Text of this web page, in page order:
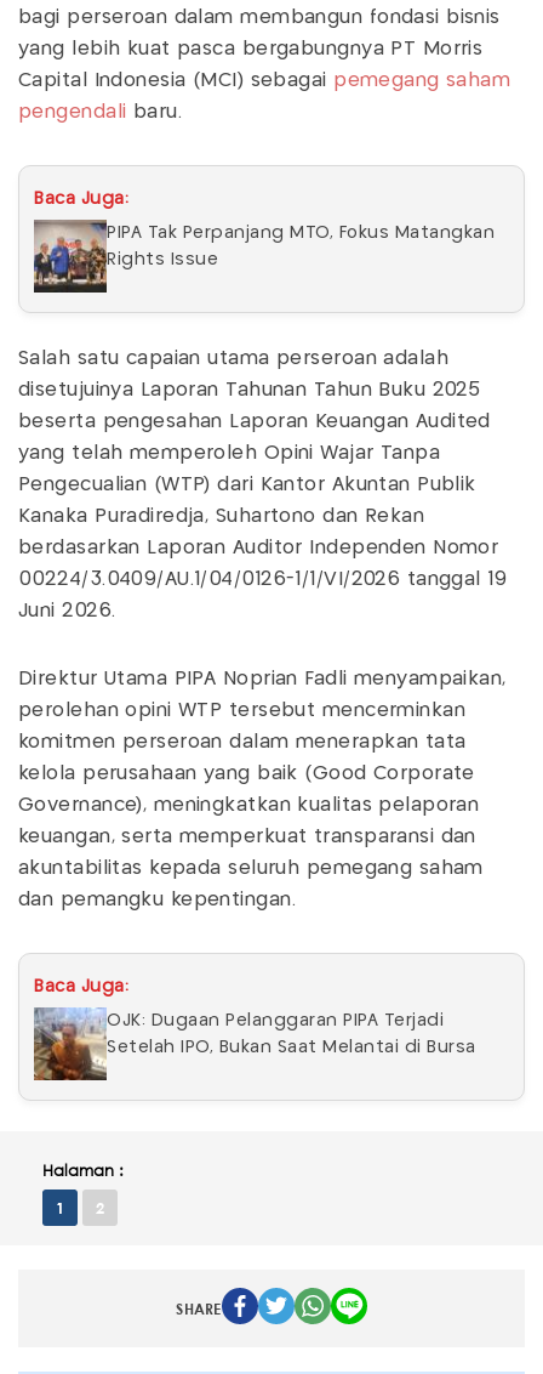
bagi perseroan dalam membangun fondasi bisnis
yang lebih kuat pasca bergabungnya PT Morris
Capital Indonesia (MCI) sebagai pemegang saham
pengendali baru.
Baca Juga:
PIPA Tak Perpanjang MTO, Fokus Matangkan
Rights Issue
Salah satu capaian utama perseroan adalah
disetujuinya Laporan Tahunan Tahun Buku 2025
beserta pengesahan Laporan Keuangan Audited
yang telah memperoleh Opini Wajar Tanpa
Pengecualian (WTP) dari Kantor Akuntan Publik
Kanaka Puradiredja, Suhartono dan Rekan
berdasarkan Laporan Auditor Independen Nomor
00224/3.0409/AU.1/04/0126-1/1/VI/2026 tanggal 19
Juni 2026.
Direktur Utama PIPA Noprian Fadli menyampaikan,
perolehan opini WTP tersebut mencerminkan
komitmen perseroan dalam menerapkan tata
kelola perusahaan yang baik (Good Corporate
Governance), meningkatkan kualitas pelaporan
keuangan, serta memperkuat transparansi dan
akuntabilitas kepada seluruh pemegang saham
dan pemangku kepentingan.
Baca Juga:
OJK: Dugaan Pelanggaran PIPA Terjadi
Setelah IPO, Bukan Saat Melantai di Bursa
Halaman :
1 2
SHARE